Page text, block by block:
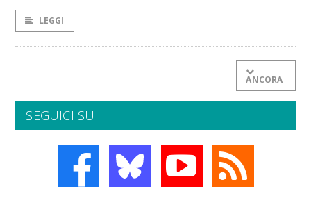
LEGGI
ANCORA
SEGUICI SU